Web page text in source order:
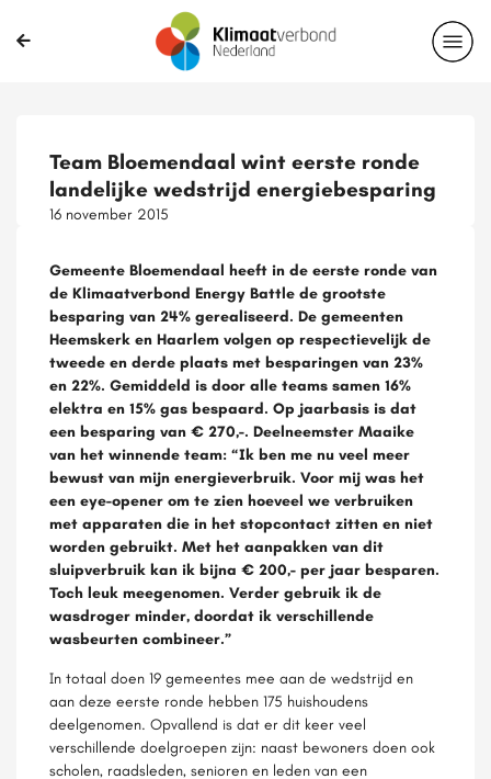
Team Bloemendaal wint eerste ronde
landelijke wedstrijd energiebesparing
16 november 2015
Gemeente Bloemendaal heeft in de eerste ronde van
de Klimaatverbond Energy Battle de grootste
besparing van 24% gerealiseerd. De gemeenten
Heemskerk en Haarlem volgen op respectievelijk de
tweede en derde plaats met besparingen van 23%
en 22%. Gemiddeld is door alle teams samen 16%
elektra en 15% gas bespaard. Op jaarbasis is dat
een besparing van € 270,-. Deelneemster Maaike
van het winnende team: “Ik ben me nu veel meer
bewust van mijn energieverbruik. Voor mij was het
een eye-opener om te zien hoeveel we verbruiken
met apparaten die in het stopcontact zitten en niet
worden gebruikt. Met het aanpakken van dit
sluipverbruik kan ik bijna € 200,- per jaar besparen.
Toch leuk meegenomen. Verder gebruik ik de
wasdroger minder, doordat ik verschillende
wasbeurten combineer.”
In totaal doen 19 gemeentes mee aan de wedstrijd en
aan deze eerste ronde hebben 175 huishoudens
deelgenomen. Opvallend is dat er dit keer veel
verschillende doelgroepen zijn: naast bewoners doen ook
scholen, raadsleden, senioren en leden van een